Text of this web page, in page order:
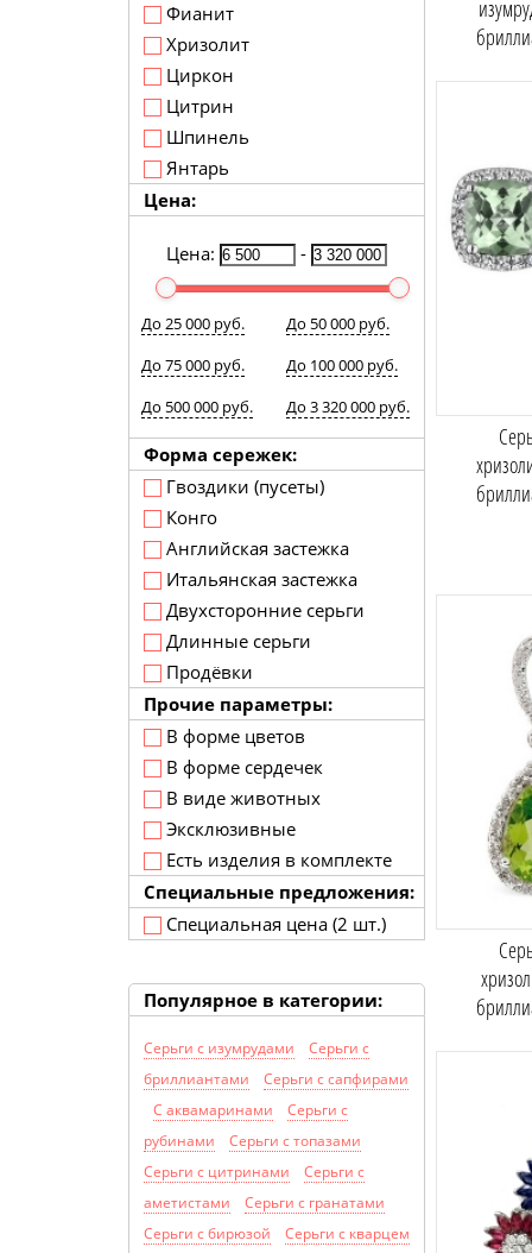
Фианит
Хризолит
Циркон
Цитрин
Шпинель
Янтарь
Цена:
Цена: -
До 25 000 руб.
До 50 000 руб.
До 75 000 руб.
До 100 000 руб.
До 500 000 руб.
До 3 320 000 руб.
Форма сережек:
Гвоздики (пусеты)
Конго
Английская застежка
Итальянская застежка
Двухсторонние серьги
Длинные серьги
Продёвки
Прочие параметры:
В форме цветов
В форме сердечек
В виде животных
Эксклюзивные
Есть изделия в комплекте
Специальные предложения:
Специальная цена (2 шт.)
Популярное в категории:
Серьги с изумрудами
Серьги с
бриллиантами
Серьги с сапфирами
С аквамаринами
Серьги с
рубинами
Серьги с топазами
Серьги с цитринами
Серьги с
аметистами
Серьги с гранатами
Серьги с бирюзой
Серьги с кварцем